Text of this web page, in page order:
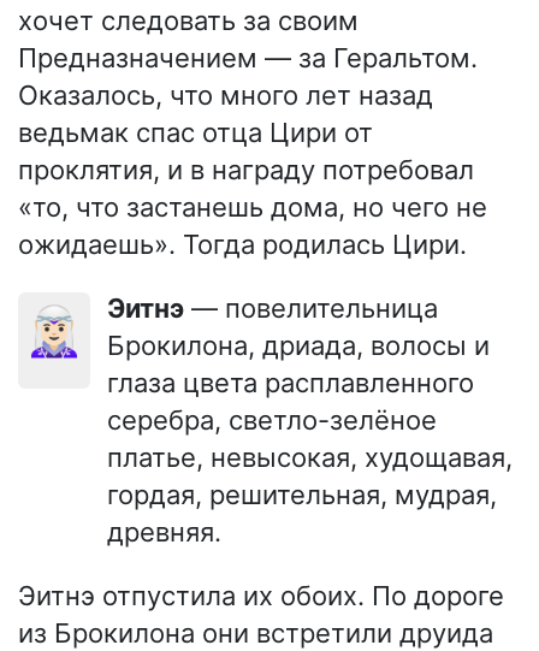
хочет следовать за своим
Предназначением — за Геральтом.
Оказалось, что много лет назад
ведьмак спас отца Цири от
проклятия, и в награду потребовал
«то, что застанешь дома, но чего не
ожидаешь». Тогда родилась Цири.
🧝🏻‍♀️ Эитнэ — повелительница
Брокилона, дриада, волосы и
глаза цвета расплавленного
серебра, светло-зелёное
платье, невысокая, худощавая,
гордая, решительная, мудрая,
древняя.
Эитнэ отпустила их обоих. По дороге
из Брокилона они встретили друида